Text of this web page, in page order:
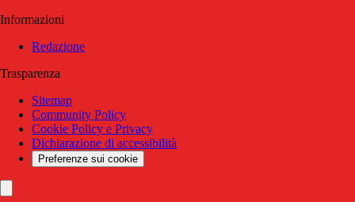
Informazioni
Redazione
Trasparenza
Sitemap
Community Policy
Cookie Policy e Privacy
Dichiarazione di accessibilità
Preferenze sui cookie